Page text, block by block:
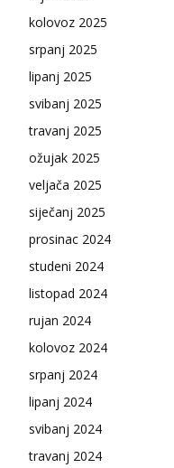
kolovoz 2025
srpanj 2025
lipanj 2025
svibanj 2025
travanj 2025
ožujak 2025
veljača 2025
siječanj 2025
prosinac 2024
studeni 2024
listopad 2024
rujan 2024
kolovoz 2024
srpanj 2024
lipanj 2024
svibanj 2024
travanj 2024